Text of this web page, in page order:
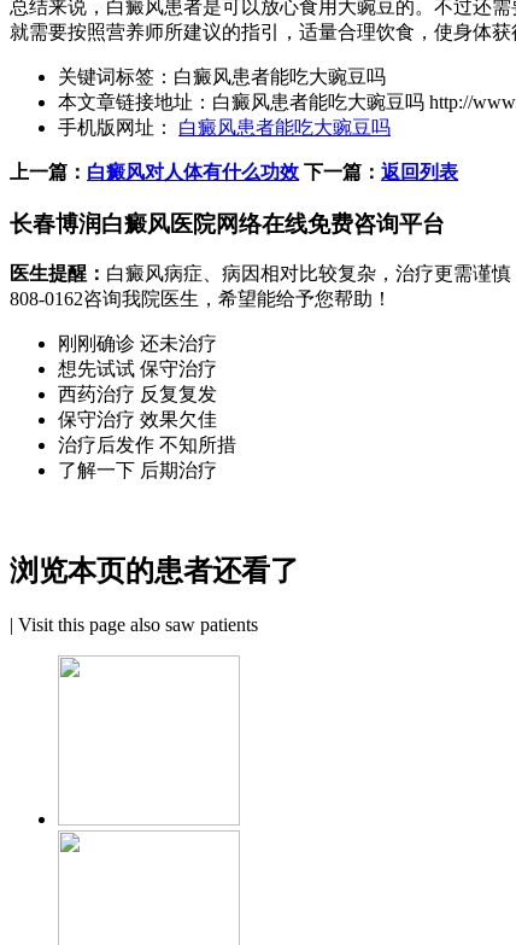
总结来说，白癜风患者是可以放心食用大豌豆的。不过还
就需要按照营养师所建议的指引，适量合理饮食，使身体
关键词标签： 白癜风患者能吃大豌豆吗
本文章链接地址： 白癜风患者能吃大豌豆吗 http://
手机版网址：
白癜风患者能吃大豌豆吗
上一篇： 白癜风对人体有什么功效 下一篇： 返回列表
长春博润白癜风医院网络在线免费咨询平台
医生提醒： 白癜风病症、病因相对比较复杂，治疗更需谨
808-0162咨询我院医生，希望能给予您帮助！
刚刚确诊 还未治疗
想先试试 保守治疗
西药治疗 反复复发
保守治疗 效果欠佳
治疗后发作 不知所措
了解一下 后期治疗
浏览本页的患者还看了
| Visit this page also saw patients